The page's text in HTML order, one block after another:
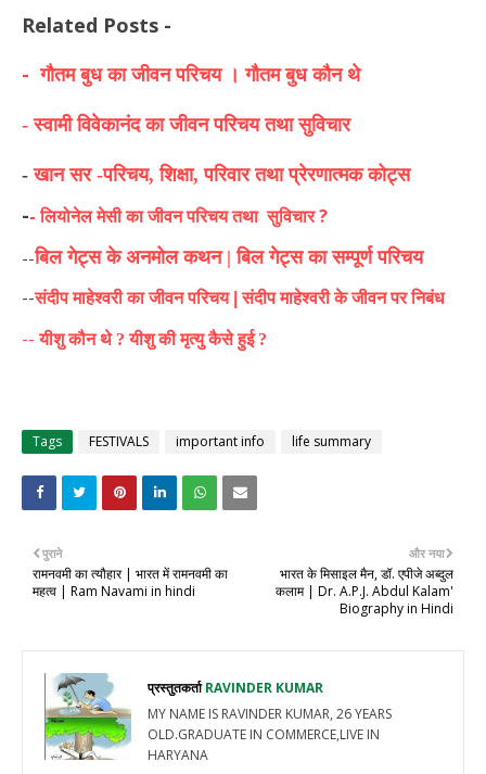
Related Posts -
- गौतम बुध का जीवन परिचय । गौतम बुध कौन थे
- स्वामी विवेकानंद का जीवन परिचय तथा सुविचार
- खान सर -परिचय, शिक्षा, परिवार तथा प्रेरणात्मक कोट्स
--लियोनेल मेसी का जीवन परिचय तथा सुविचार ?
--बिल गेट्स के अनमोल कथन |बिल गेट्स का सम्पूर्ण परिचय
--संदीप माहेश्वरी का जीवन परिचय | संदीप माहेश्वरी के जीवन पर निबंध
--यीशु कौन थे ?यीशु की मृत्यु कैसे हुई ?
Tags FESTIVALS important info life summary
और नया
भारत के मिसाइल मैन, डॉ. एपीजे अब्दुल
कलाम | Dr. A.P.J. Abdul Kalam'
Biography in Hindi
पुराने
रामनवमी का त्यौहार | भारत में रामनवमी का
महत्व | Ram Navami in hindi
प्रस्तुतकर्ताRAVINDER KUMAR
MY NAME IS RAVINDER KUMAR, 26 YEARS
OLD.GRADUATE IN COMMERCE,LIVE IN
HARYANA